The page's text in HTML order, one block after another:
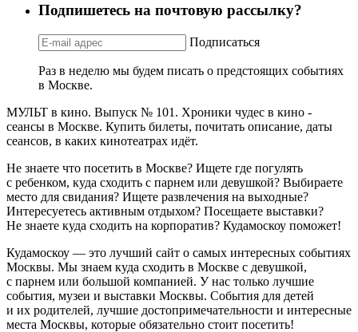
Подпишетесь на почтовую рассылку?
Подписаться
Раз в неделю мы будем писать о предстоящих событиях
в Москве.
МУЛЬТ в кино. Выпуск № 101. Хроники чудес в кино -
сеансы в Москве. Купить билеты, почитать описание, даты
сеансов, в каких кинотеатрах идёт.
Не знаете что посетить в Москве? Ищете где погулять
с ребенком, куда сходить с парнем или девушкой? Выбираете
место для свидания? Ищете развлечения на выходные?
Интересуетесь активным отдыхом? Посещаете выставки?
Не знаете куда сходить на корпоратив? Кудамоскоу поможет!
Кудамоскоу — это лучший сайт о самых интересных событиях
Москвы. Мы знаем куда сходить в Москве с девушкой,
с парнем или большой компанией. У нас только лучшие
события, музеи и выставки Москвы. События для детей
и их родителей, лучшие достопримечательности и интересные
места Москвы, которые обязательно стоит посетить!